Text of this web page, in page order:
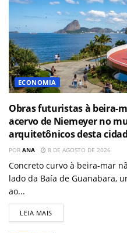
ECONOMIA
Obras futuristas à beira-
acervo de Niemeyer no
arquitetônicos desta
POR ANA 8 DE AGOSTO DE 2026
Concreto curvo à beira-mar
lado da Baía de Guanabara,
ao...
LEIA MAIS